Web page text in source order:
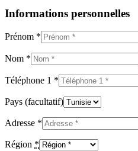
Informations personnelles
Prénom *
Nom *
Téléphone 1 *
Pays (facultatif)
Adresse *
Région *